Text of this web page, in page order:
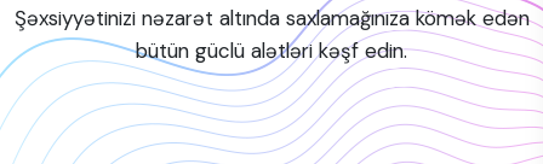
Şəxsiyyətinizi nəzarət altında saxlamağınıza kömək edən
bütün güclü alətləri kəşf edin.